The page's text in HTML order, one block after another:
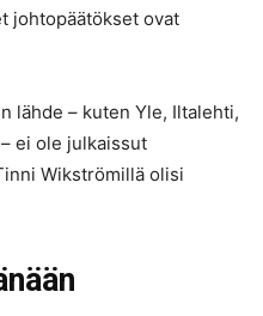
johtopäätökset ovat
lähde – kuten Yle, Iltalehti,
ei ole julkaissut
Wikströmillä olisi